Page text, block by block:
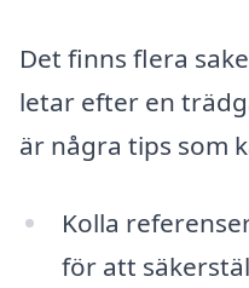
Det finns flera
letar efter en
är några tips som
Kolla
för att